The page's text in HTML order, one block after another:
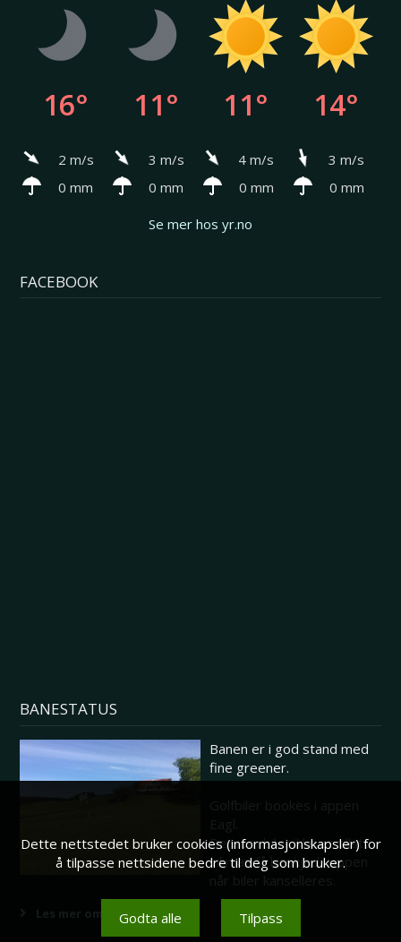
16°
2 m/s
0 mm
11°
3 m/s
0 mm
11°
4 m/s
0 mm
14°
3 m/s
0 mm
Se mer hos yr.no
FACEBOOK
BANESTATUS
Banen er i god stand med
fine greener.
Dersom biler ikke er tillatt
vil man få beskjed i appen
Les mer om banestatus her
Dette nettstedet bruker cookies (informasjonskapsler) for
å tilpasse nettsidene bedre til deg som bruker.
Godta alle Tilpass